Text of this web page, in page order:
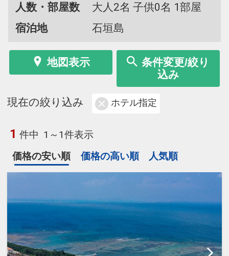
人数・部屋数
大人2名 子供0名 1部屋
宿泊地
石垣島
地図表示
条件変更/絞り
込み
現在の絞り込み ホテル指定
1 件中 1～1件表示
価格の安い順
価格の高い順 人気順